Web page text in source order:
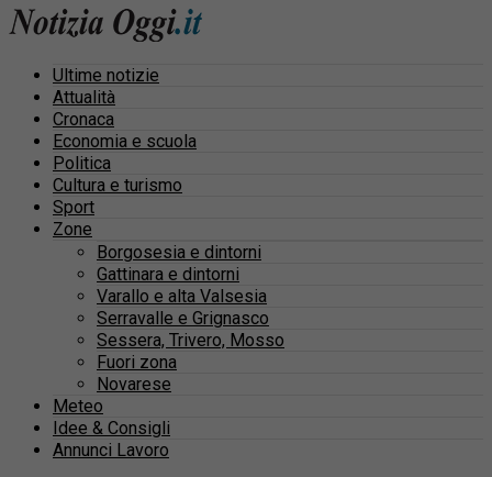
Ultime notizie
Attualità
Cronaca
Economia e scuola
Politica
Cultura e turismo
Sport
Zone
Borgosesia e dintorni
Gattinara e dintorni
Varallo e alta Valsesia
Serravalle e Grignasco
Sessera, Trivero, Mosso
Fuori zona
Novarese
Meteo
Idee & Consigli
Annunci Lavoro